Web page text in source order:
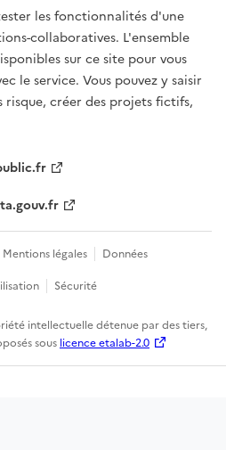
les fonctionnalités d'une
collaboratives. L'ensemble
sur ce site pour vous
le service. Vous pouvez y saisir
risque, créer des projets fictifs,
Mentions légales
Données
Sécurité
intellectuelle détenue par des tiers,
sous licence etalab-2.0